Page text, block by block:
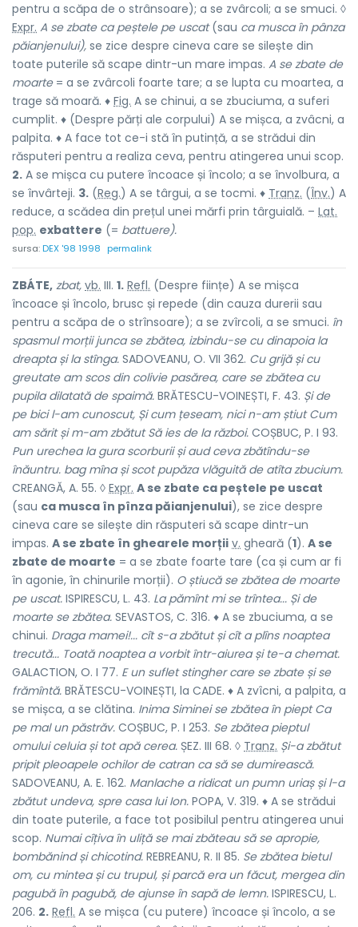
pentru a scăpa de o strânsoare); a se zvârcoli; a se smuci. ◊
Expr. A se zbate ca peștele pe uscat(sau ca musca în pânza
păianjenului), se zice despre cineva care se silește din
toate puterile să scape dintr-un mare impas. A se zbate de
moarte= a se zvârcoli foarte tare; a se lupta cu moartea, a
trage să moară. ♦ Fig. A se chinui, a se zbuciuma, a suferi
cumplit. ♦ (Despre părți ale corpului) A se mișca, a zvâcni, a
palpita. ♦ A face tot ce-i stă în putință, a se strădui din
răsputeri pentru a realiza ceva, pentru atingerea unui scop.
2. A se mișca cu putere încoace și încolo; a se învolbura, a
se învârteji. 3. (Reg.) A se târgui, a se tocmi. ♦ Tranz. (Înv.) A
reduce, a scădea din prețul unei mărfi prin târguială. – Lat.
pop. exbattere (= battuere).
sursa:DEX '98 1998 permalink
ZBÁTE, zbat, vb. III. 1. Refl. (Despre ființe) A se mișca
încoace și încolo, brusc și repede (din cauza durerii sau
pentru a scăpa de o strînsoare); a se zvîrcoli, a se smuci. în
spasmul morții junca se zbătea, izbindu-se cu dinapoia la
dreapta și la stînga. SADOVEANU, O. VII 362. Cu grijă și cu
greutate am scos din colivie pasărea, care se zbătea cu
pupila dilatată de spaimă. BRĂTESCU-VOINEȘTI, F. 43. Și de
pe bici l-am cunoscut, Și cum țeseam, nici n-am știut Cum
am sărit și m-am zbătut Să ies de la război. COȘBUC, P. I 93.
Pun urechea la gura scorburii și aud ceva zbătîndu-se
înăuntru. bag mîna și scot pupăza vlăguită de atîta zbucium.
CREANGĂ, A. 55. ◊ Expr. A se zbate ca peștele pe uscat
(sau ca musca în pînza păianjenului), se zice despre
cineva care se silește din răsputeri să scape dintr-un
impas. A se zbate în ghearele morții v. gheară (1). A se
zbate de moarte = a se zbate foarte tare (ca și cum ar fi
în agonie, în chinurile morții). O știucă se zbătea de moarte
pe uscat. ISPIRESCU, L. 43. La pămînt mi se trîntea... Și de
moarte se zbătea. SEVASTOS, C. 316. ♦ A se zbuciuma, a se
chinui. Draga mamei!... cît s-a zbătut și cît a plîns noaptea
trecută... Toată noaptea a vorbit într-aiurea și te-a chemat.
GALACTION, O. I 77. E un suflet stingher care se zbate și se
frămîntă. BRĂTESCU-VOINEȘTI, la CADE. ♦ A zvîcni, a palpita, a
se mișca, a se clătina. Inima Siminei se zbătea în piept Ca
pe mal un păstrăv. COȘBUC, P. I 253. Se zbătea pieptul
omului celuia și tot apă cerea. ȘEZ. III 68. ◊ Tranz. Și-a zbătut
pripit pleoapele ochilor de catran ca să se dumirească.
SADOVEANU, A. E. 162. Manlache a ridicat un pumn uriaș și l-a
zbătut undeva, spre casa lui Ion. POPA, V. 319. ♦ A se strădui
din toate puterile, a face tot posibilul pentru atingerea unui
scop. Numai cîțiva în uliță se mai zbăteau să se apropie,
bombănind și chicotind. REBREANU, R. II 85. Se zbătea bietul
om, cu mintea și cu trupul, și parcă era un făcut, mergea din
pagubă în pagubă, de ajunse în sapă de lemn. ISPIRESCU, L.
206. 2. Refl. A se mișca (cu putere) încoace și încolo, a se